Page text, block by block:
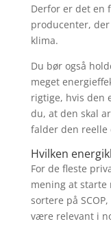
Derfor er det en
producenter,
klima.
Du bør også
meget
rigtige, hvis den
du, at den skal
falder den reelle
Hvilken
For de fleste
mening at starte
sortere på
være relevant i